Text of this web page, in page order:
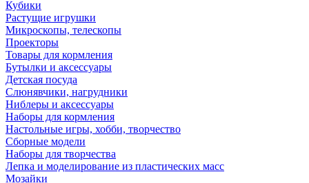
Кубики
Растущие игрушки
Микроскопы, телескопы
Проекторы
Товары для кормления
Бутылки и аксессуары
Детская посуда
Слюнявчики, нагрудники
Ниблеры и аксессуары
Наборы для кормления
Настольные игры, хобби, творчество
Сборные модели
Наборы для творчества
Лепка и моделирование из пластических масс
Мозайки